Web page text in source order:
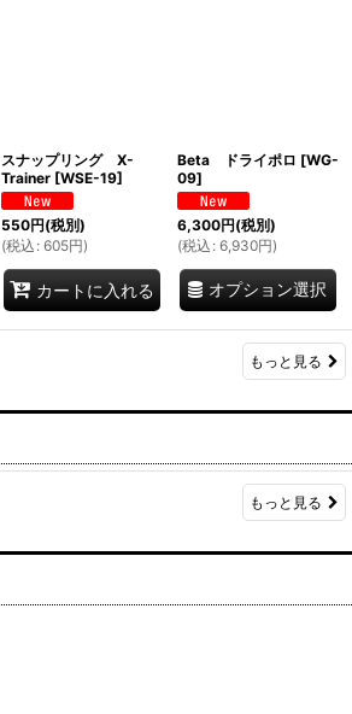
スナップリング X-
Trainer [WSE-19]
550円(税別)
(税込 : 605円)
カートに入れる
Beta ドライポロ [WG-
09]
6,300円(税別)
(税込 : 6,930円)
オプション選択
もっと見る
もっと見る